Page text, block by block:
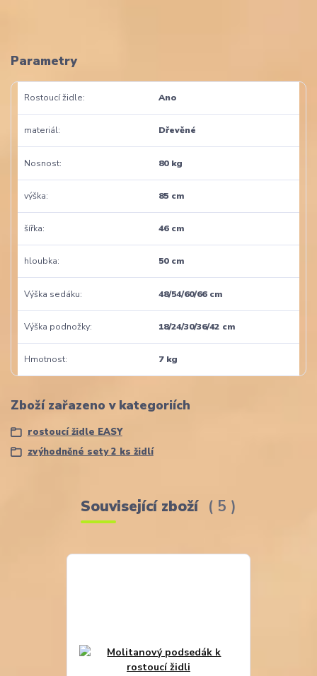
Parametry
Rostoucí židle Ano
materiál Dřevěné
Nosnost 80 kg
výška 85 cm
šířka 46 cm
hloubka 50 cm
Výška sedáku 48/54/60/66 cm
Výška podnožky 18/24/30/36/42 cm
Hmotnost 7 kg
Zboží zařazeno v kategoriích
rostoucí židle EASY
zvýhodněné sety 2 ks židlí
Související zboží 5